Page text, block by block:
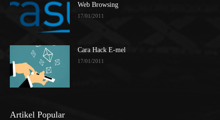
Web Browsing
17/01/2011
Cara Hack E-mel
17/01/2011
Artikel Popular